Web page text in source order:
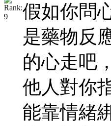
假如你問
是藥物反
的心走吧
他人對你
能靠情緒